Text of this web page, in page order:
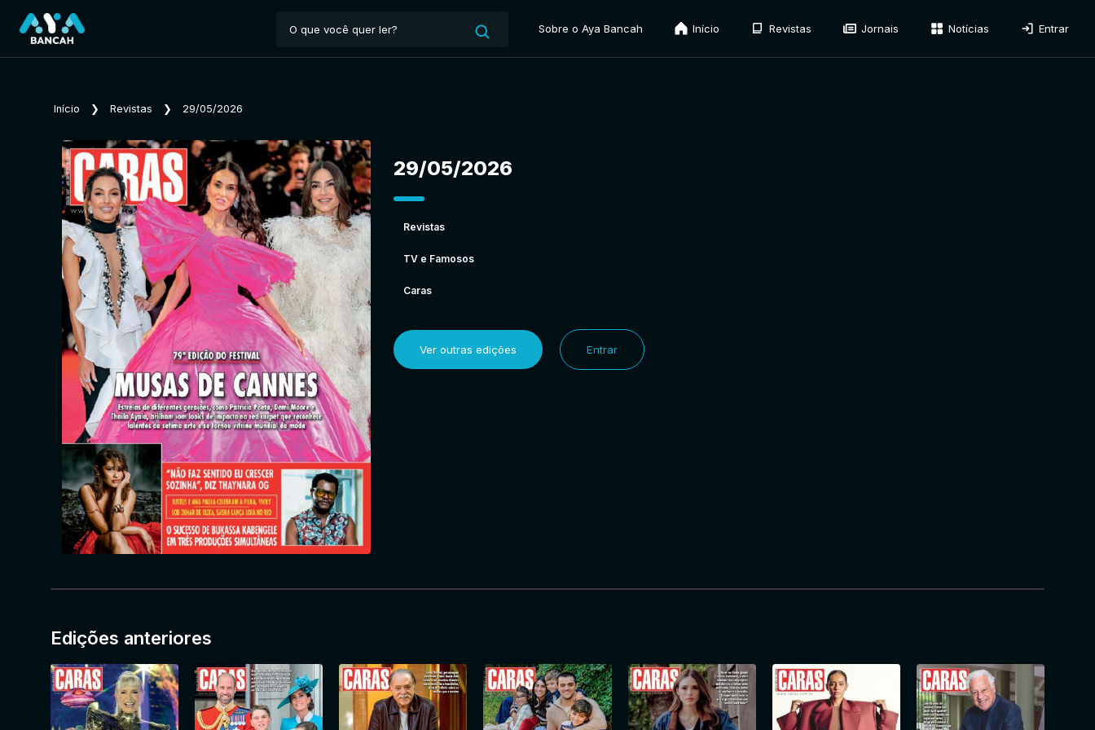
Sobre o Aya Bancah Início Revistas Jornais Notícias Entrar
Início ❯ Revistas ❯ 29/05/2026
29/05/2026
Revistas
TV e Famosos
Caras
Ver outras edições Entrar
Edições anteriores